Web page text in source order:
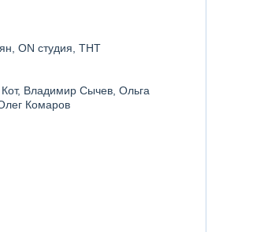
ON студия, ТНТ
Владимир Сычев, Ольга
Комаров